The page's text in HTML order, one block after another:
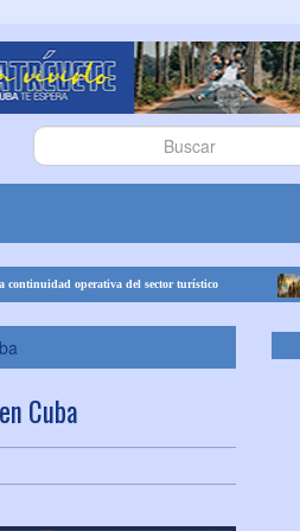
operativa del sector turístico Cuba
Cuba